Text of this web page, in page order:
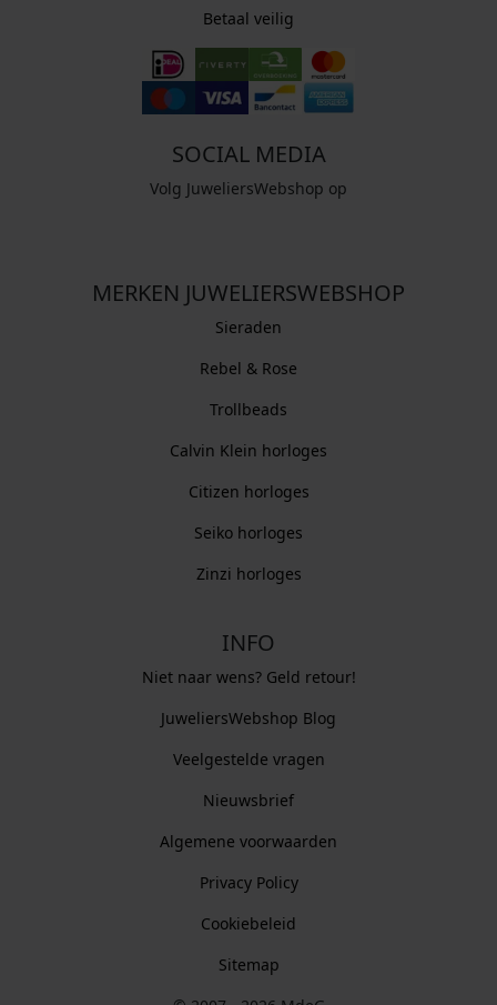
Betaal veilig
SOCIAL MEDIA
Volg JuweliersWebshop op
MERKEN JUWELIERSWEBSHOP
Sieraden
Rebel & Rose
Trollbeads
Calvin Klein horloges
Citizen horloges
Seiko horloges
Zinzi horloges
INFO
Niet naar wens? Geld retour!
JuweliersWebshop Blog
Veelgestelde vragen
Nieuwsbrief
Algemene voorwaarden
Privacy Policy
Cookiebeleid
Sitemap